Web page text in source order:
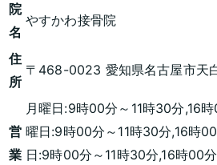
院
名
やすかわ接骨院
住
所
〒468-0023 愛知県名古屋市天
営
業
月曜日:9時00分～11時30分,16
曜日:9時00分～11時30分,16時
日:9時00分～11時30分,16時00